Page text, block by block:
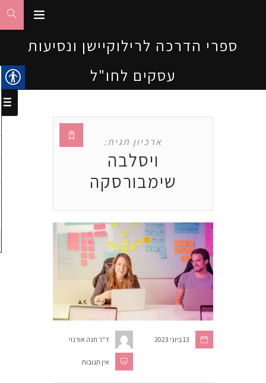
ספרי הדרכה לרילוקיישן ונסיעות
עסקים לחו"ל
ארכיון תגית:
ויסלבה
שימבורסקה
ד"ר חנה אורנוי 13 ביוני 2023
אין תגובות